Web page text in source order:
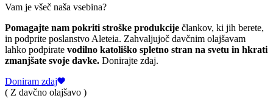
Vam je všeč naša vsebina?
Pomagajte nam pokriti stroške produkcije člankov, ki jih berete,
in podprite poslanstvo Aleteia. Zahvaljujoč davčnim olajšavam
lahko podpirate vodilno katoliško spletno stran na svetu in hkrati
zmanjšate svoje davke. Donirajte zdaj.
Doniram zdaj
( Z davčno olajšavo )